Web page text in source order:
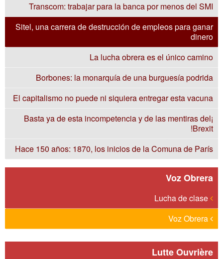
Transcom: trabajar para la banca por menos del SMI
Sitel, una carrera de destrucción de empleos para ganar
dinero
La lucha obrera es el único camino
Borbones: la monarquía de una burguesía podrida
El capitalismo no puede ni siquiera entregar esta vacuna
¡Basta ya de esta incompetencia y de las mentiras del
Brexit!
Hace 150 años: 1870, los inicios de la Comuna de París
Voz Obrera
Lutte Ouvrière